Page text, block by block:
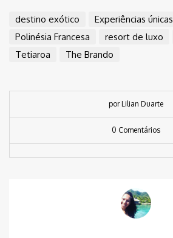
destino exótico Experiências únicas
Polinésia Francesa
resort de luxo
Tetiaroa
The Brando
por Lilian Duarte
0 Comentários